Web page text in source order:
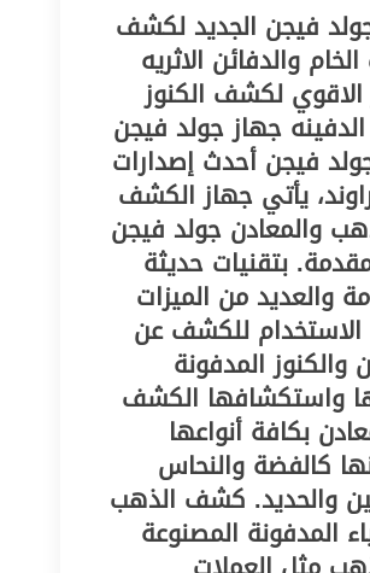
فيجن الجديد لكشف
والدفائن الاثريه
الاقوي لكشف الكنوز
الدفينه جهاز جولد فيجن
فيجن أحدث إصدارات
يأتي جهاز الكشف
والمعادن جولد فيجن
بتقنيات حديثة
والعديد من الميزات
للكشف عن
والكنوز المدفونة
واستكشافها الكشف
بكافة أنواعها
كالفضة والنحاس
والحديد. كشف الذهب
المدفونة المصنوعة